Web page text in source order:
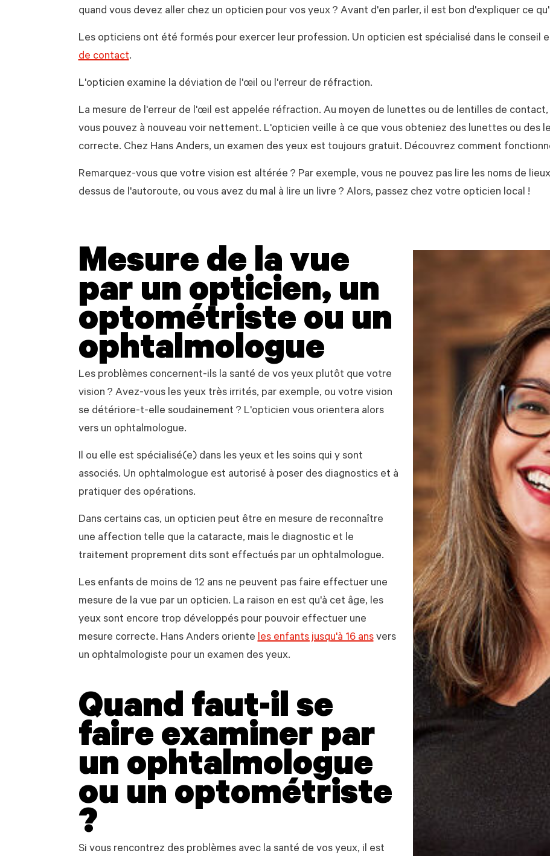
quand vous devez aller chez un opticien pour vos yeux ? Avant d'en parler, il est bon d'expliquer ce
Les opticiens ont été formés pour exercer leur profession. Un opticien est spécialisé dans le conseil
de contact.
L'opticien examine la déviation de l'œil ou l'erreur de réfraction.
La mesure de l'erreur de l'œil est appelée réfraction. Au moyen de lunettes ou de lentilles de
vous pouvez à nouveau voir nettement. L'opticien veille à ce que vous obteniez des lunettes ou
correcte. Chez Hans Anders, un examen des yeux est toujours gratuit. Découvrez comment
Remarquez-vous que votre vision est altérée ? Par exemple, vous ne pouvez pas lire les noms de
dessus de l'autoroute, ou vous avez du mal à lire un livre ? Alors, passez chez votre opticien local !
Mesure de la vue
par un opticien, un
optométriste ou un
ophtalmologue
Les problèmes concernent-ils la santé de vos yeux plutôt que votre
vision ? Avez-vous les yeux très irrités, par exemple, ou votre vision
se détériore-t-elle soudainement ? L'opticien vous orientera alors
vers un ophtalmologue.
Il ou elle est spécialisé(e) dans les yeux et les soins qui y sont
associés. Un ophtalmologue est autorisé à poser des diagnostics et à
pratiquer des opérations.
Dans certains cas, un opticien peut être en mesure de reconnaître
une affection telle que la cataracte, mais le diagnostic et le
traitement proprement dits sont effectués par un ophtalmologue.
Les enfants de moins de 12 ans ne peuvent pas faire effectuer une
mesure de la vue par un opticien. La raison en est qu'à cet âge, les
yeux sont encore trop développés pour pouvoir effectuer une
mesure correcte. Hans Anders orienteles enfants jusqu'à 16 ansvers
un ophtalmologiste pour un examen des yeux.
Quand faut-il se
faire examiner par
un ophtalmologue
ou un optométriste
?
Si vous rencontrez des problèmes avec la santé de vos yeux, il est